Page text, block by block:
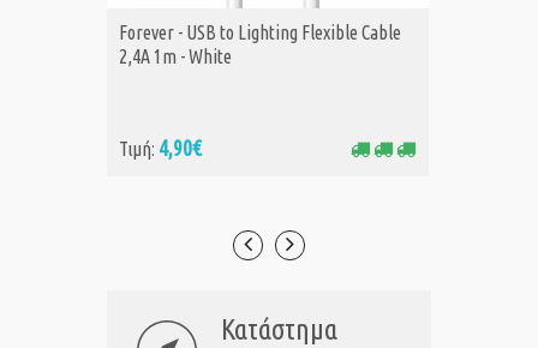
ΑΓΟΡΑ
Forever - USB to Lighting Flexible Cable
2,4A 1m - White
Τιμή: 4,90€
Κατάστημα